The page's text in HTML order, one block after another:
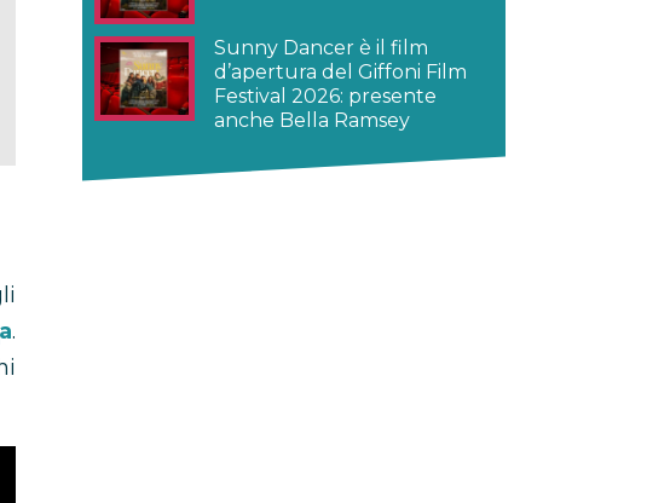
.
Sunny Dancer è il film
d’apertura del Giffoni Film
Festival 2026: presente
anche Bella Ramsey